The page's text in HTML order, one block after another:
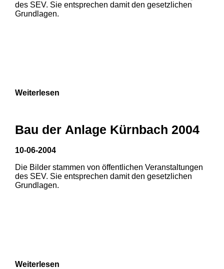
des SEV. Sie entsprechen damit den gesetzlichen
Grundlagen.
Weiterlesen
Bau der Anlage Kürnbach 2004
10-06-2004
Die Bilder stammen von öffentlichen Veranstaltungen
des SEV. Sie entsprechen damit den gesetzlichen
Grundlagen.
Weiterlesen